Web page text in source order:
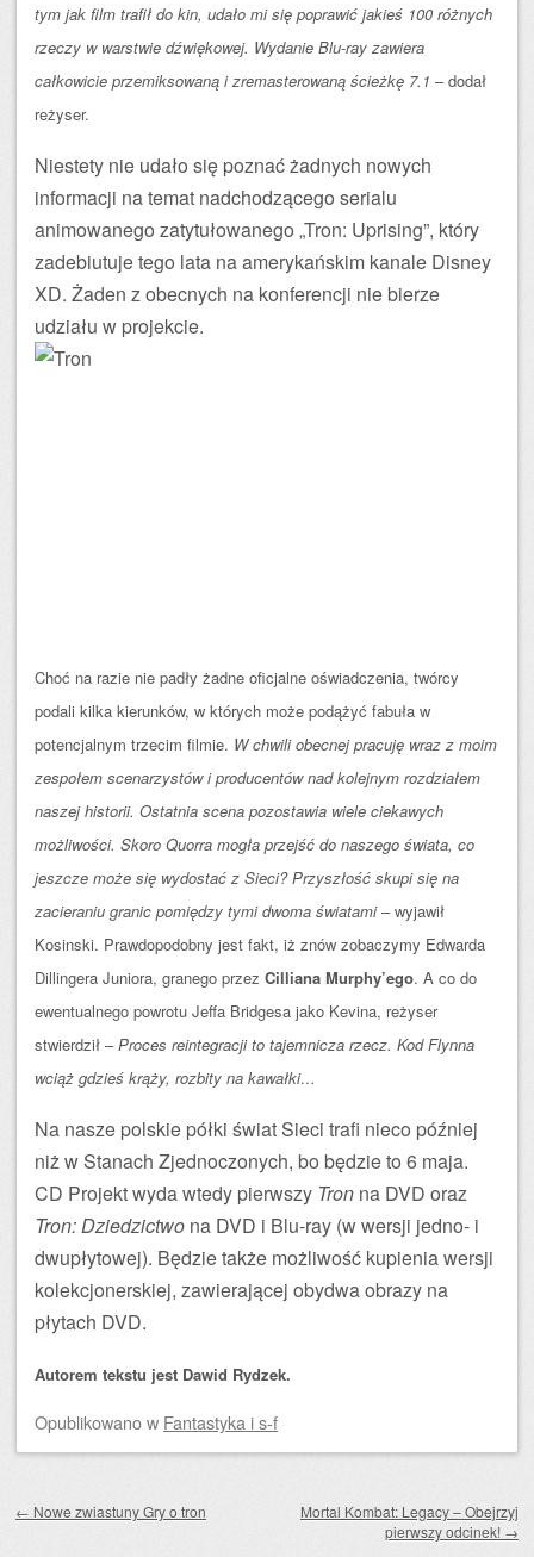
tym jak film trafił do kin, udało mi się poprawić jakieś 100 różnych
rzeczy w warstwie dźwiękowej. Wydanie Blu-ray zawiera
całkowicie przemiksowaną i zremasterowaną ścieżkę 7.1 – dodał
reżyser.
Niestety nie udało się poznać żadnych nowych
informacji na temat nadchodzącego serialu
animowanego zatytułowanego „Tron: Uprising”, który
zadebiutuje tego lata na amerykańskim kanale Disney
XD. Żaden z obecnych na konferencji nie bierze
udziału w projekcie.
Choć na razie nie padły żadne oficjalne oświadczenia, twórcy
podali kilka kierunków, w których może podążyć fabuła w
potencjalnym trzecim filmie. W chwili obecnej pracuję wraz z moim
zespołem scenarzystów i producentów nad kolejnym rozdziałem
naszej historii. Ostatnia scena pozostawia wiele ciekawych
możliwości. Skoro Quorra mogła przejść do naszego świata, co
jeszcze może się wydostać z Sieci? Przyszłość skupi się na
zacieraniu granic pomiędzy tymi dwoma światami– wyjawił
Kosinski. Prawdopodobny jest fakt, iż znów zobaczymy Edwarda
Dillingera Juniora, granego przez Cilliana Murphy’ego. A co do
ewentualnego powrotu Jeffa Bridgesa jako Kevina, reżyser
stwierdził –Proces reintegracji to tajemnicza rzecz. Kod Flynna
wciąż gdzieś krąży, rozbity na kawałki…
Na nasze polskie półki świat Sieci trafi nieco później
niż w Stanach Zjednoczonych, bo będzie to 6 maja.
CD Projekt wyda wtedy pierwszy Tron na DVD oraz
Tron: Dziedzictwo na DVD i Blu-ray (w wersji jedno- i
dwupłytowej). Będzie także możliwość kupienia wersji
kolekcjonerskiej, zawierającej obydwa obrazy na
płytach DVD.
Autorem tekstu jest Dawid Rydzek.
Opublikowanow Fantastyka i s-f
← Nowe zwiastuny Gry o tron
Mortal Kombat: Legacy – Obejrzyj
pierwszy odcinek! →